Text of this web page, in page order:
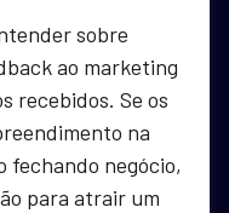
sobre
ao marketing
recebidos. Se os
na
fechando negócio,
para atrair um